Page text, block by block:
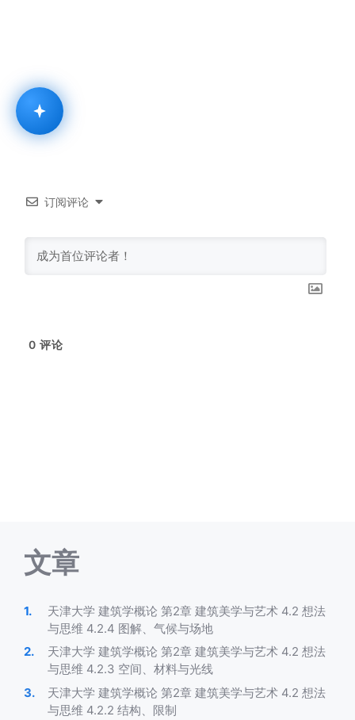
订阅评论
0 评论
文章
天津大学 建筑学概论 第2章 建筑美学与艺术 4.2 想法
与思维 4.2.4 图解、气候与场地
天津大学 建筑学概论 第2章 建筑美学与艺术 4.2 想法
与思维 4.2.3 空间、材料与光线
天津大学 建筑学概论 第2章 建筑美学与艺术 4.2 想法
与思维 4.2.2 结构、限制